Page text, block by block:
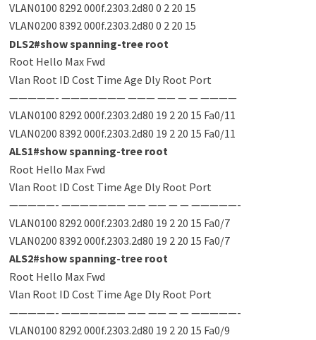
VLAN0100 8292 000f.2303.2d80 0 2 20 15
VLAN0200 8392 000f.2303.2d80 0 2 20 15
DLS2#show spanning-tree root
Root Hello Max Fwd
Vlan Root ID Cost Time Age Dly Root Port
—————- ——————— ——— —— — — ————
VLAN0100 8292 000f.2303.2d80 19 2 20 15 Fa0/11
VLAN0200 8392 000f.2303.2d80 19 2 20 15 Fa0/11
ALS1#show spanning-tree root
Root Hello Max Fwd
Vlan Root ID Cost Time Age Dly Root Port
—————- ——————— —— —— — — —————-
VLAN0100 8292 000f.2303.2d80 19 2 20 15 Fa0/7
VLAN0200 8392 000f.2303.2d80 19 2 20 15 Fa0/7
ALS2#show spanning-tree root
Root Hello Max Fwd
Vlan Root ID Cost Time Age Dly Root Port
—————- ——————— —— —— — — —————-
VLAN0100 8292 000f.2303.2d80 19 2 20 15 Fa0/9